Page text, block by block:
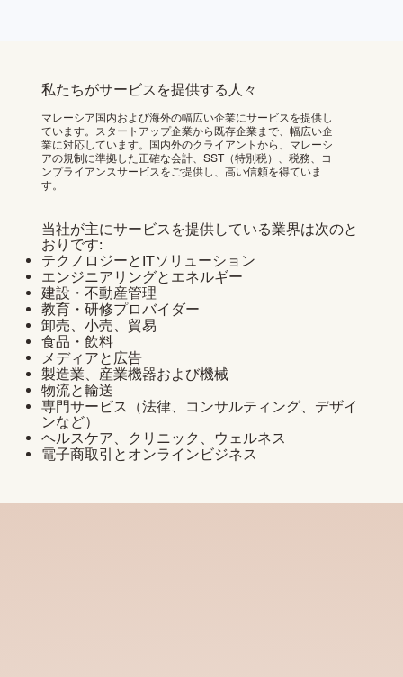
私たちがサービスを提供する人々
マレーシア国内および海外の幅広い企業にサービスを提供し
ています。スタートアップ企業から既存企業まで、幅広い企
業に対応しています。国内外のクライアントから、マレーシ
アの規制に準拠した正確な会計、SST（特別税）、税務、コ
ンプライアンスサービスをご提供し、高い信頼を得ていま
す。
当社が主にサービスを提供している業界は次のと
おりです:
テクノロジーとITソリューション
エンジニアリングとエネルギー
建設・不動産管理
教育・研修プロバイダー
卸売、小売、貿易
食品・飲料
メディアと広告
製造業、産業機器および機械
物流と輸送
専門サービス（法律、コンサルティング、デザイ
ンなど）
ヘルスケア、クリニック、ウェルネス
電子商取引とオンラインビジネス